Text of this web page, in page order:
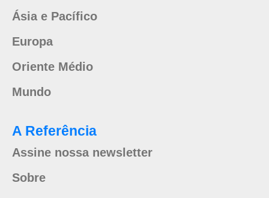
Ásia e Pacífico
Europa
Oriente Médio
Mundo
A Referência
Assine nossa newsletter
Sobre